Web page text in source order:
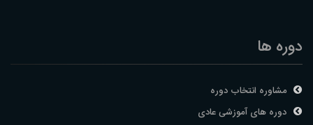
دوره ها
مشاوره انتخاب دوره
دوره های آموزشی عادی